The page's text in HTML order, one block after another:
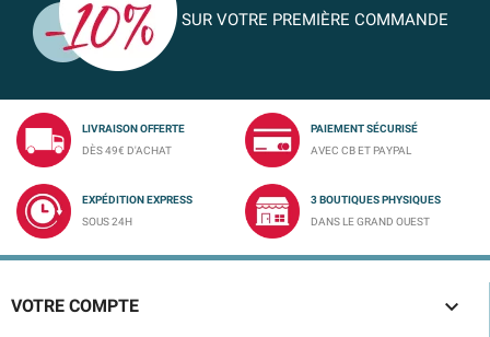
SUR VOTRE PREMIÈRE COMMANDE
LIVRAISON OFFERTE
DÈS 49€ D'ACHAT
PAIEMENT SÉCURISÉ
AVEC CB ET PAYPAL
EXPÉDITION EXPRESS
SOUS 24H
3 BOUTIQUES PHYSIQUES
DANS LE GRAND OUEST
VOTRE COMPTE 